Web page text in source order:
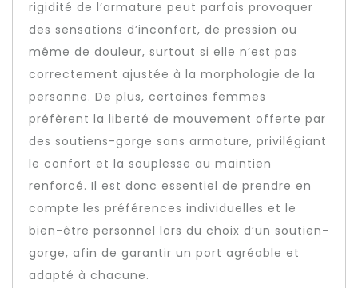
rigidité de l’armature peut parfois provoquer
des sensations d’inconfort, de pression ou
même de douleur, surtout si elle n’est pas
correctement ajustée à la morphologie de la
personne. De plus, certaines femmes
préfèrent la liberté de mouvement offerte par
des soutiens-gorge sans armature, privilégiant
le confort et la souplesse au maintien
renforcé. Il est donc essentiel de prendre en
compte les préférences individuelles et le
bien-être personnel lors du choix d’un soutien-
gorge, afin de garantir un port agréable et
adapté à chacune.